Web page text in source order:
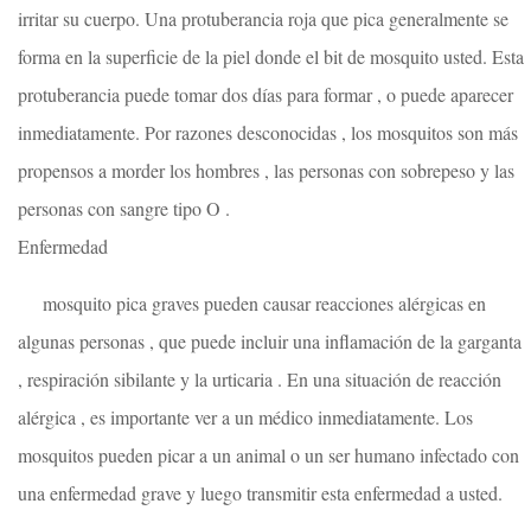
irritar su cuerpo. Una protuberancia roja que pica generalmente se
forma en la superficie de la piel donde el bit de mosquito usted. Esta
protuberancia puede tomar dos días para formar , o puede aparecer
inmediatamente. Por razones desconocidas , los mosquitos son más
propensos a morder los hombres , las personas con sobrepeso y las
personas con sangre tipo O .
Enfermedad
mosquito pica graves pueden causar reacciones alérgicas en
algunas personas , que puede incluir una inflamación de la garganta
, respiración sibilante y la urticaria . En una situación de reacción
alérgica , es importante ver a un médico inmediatamente. Los
mosquitos pueden picar a un animal o un ser humano infectado con
una enfermedad grave y luego transmitir esta enfermedad a usted.